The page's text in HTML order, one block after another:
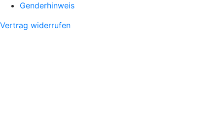
Genderhinweis
Vertrag widerrufen